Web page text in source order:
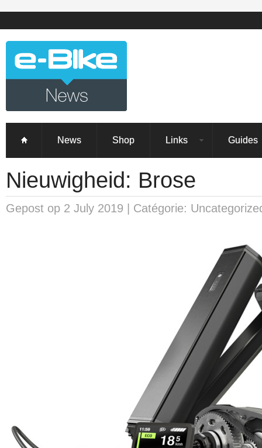
News Shop Links Guides
Nieuwigheid: Brose
Gepost op 2 July 2019 | Catégorie: